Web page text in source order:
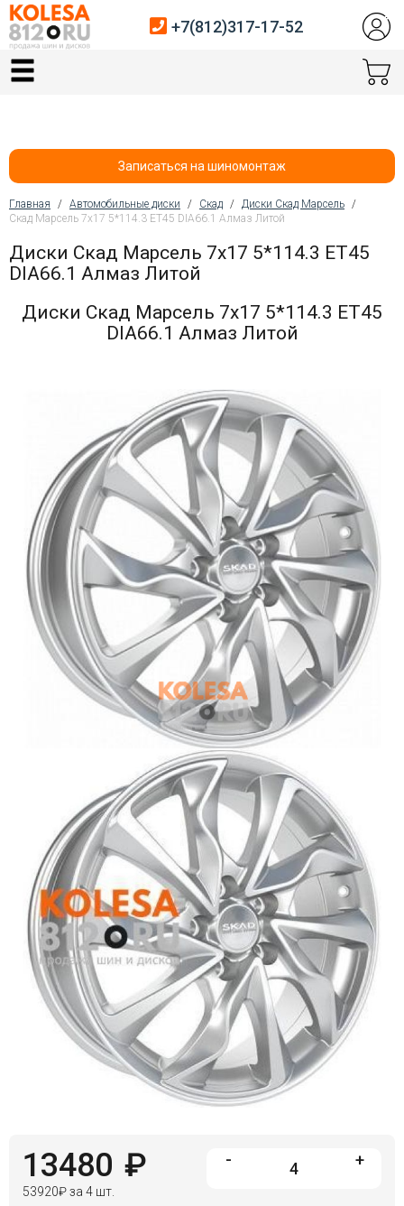
Главная
Автосервис
Услуги шиномонтажа
Хранение шин
Войти на сайт
+7(812)317-
17-
52
Пт:
9:00
+7(812)317-17-52
Записаться на шиномонтаж
Вы здесь
Главная / Автомобильные диски / Скад / Диски Скад Марсель /
Скад Марсель 7x17 5*114.3 ET45 DIA66.1 Алмаз Литой
Диски Скад Марсель 7x17 5*114.3 ET45
DIA66.1 Алмаз Литой
Диски Скад Марсель 7x17 5*114.3 ET45
DIA66.1 Алмаз Литой
13480 ₽
53920₽за 4 шт.
- +